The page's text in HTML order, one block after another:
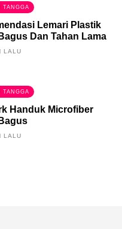
TANGGA
Lemari Plastik
Dan Tahan Lama
LALU
TANGGA
Handuk Microfiber
LALU